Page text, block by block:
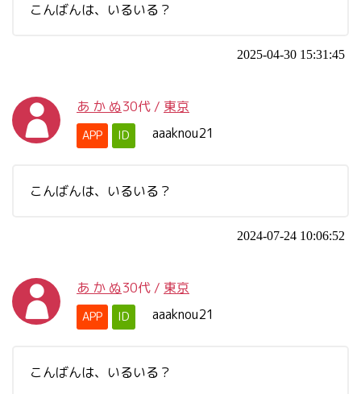
こんばんは、いるいる？
2025-04-30 15:31:45
あ か ぬ30代 / 東京
APP ID aaaknou21
こんばんは、いるいる？
2024-07-24 10:06:52
あ か ぬ30代 / 東京
APP ID aaaknou21
こんばんは、いるいる？